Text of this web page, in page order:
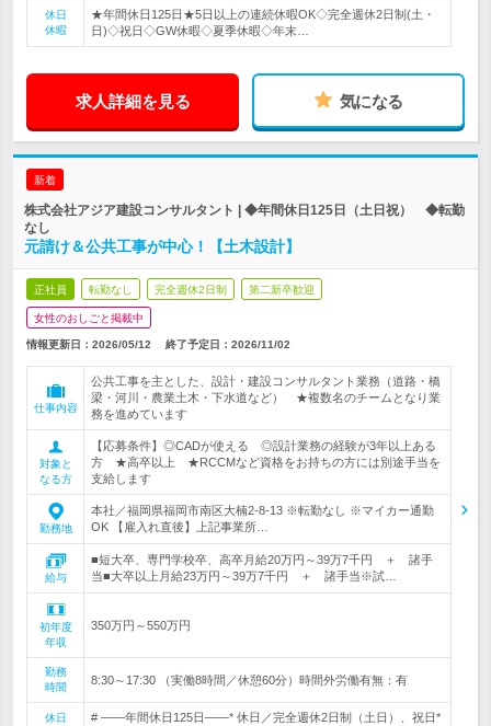
休日
休暇
★年間休日125日★5日以上の連続休暇OK◇完全週休2日制(土・
日)◇祝日◇GW休暇◇夏季休暇◇年末…
求人詳細を見る 気になる
新着
株式会社アジア建設コンサルタント | ◆年間休日125日（土日祝） ◆転勤
なし
元請け＆公共工事が中心！【土木設計】
正社員 転勤なし 完全週休2日制 第二新卒歓迎
女性のおしごと掲載中
情報更新日：2026/05/12 終了予定日： 2026/11/02
仕事内容
公共工事を主とした、設計・建設コンサルタント業務（道路・橋
梁・河川・農業土木・下水道など） ★複数名のチームとなり業
務を進めています
対象と
なる方
【応募条件】◎CADが使える ◎設計業務の経験が3年以上ある
方 ★高卒以上 ★RCCMなど資格をお持ちの方には別途手当を
支給します
勤務地
本社／福岡県福岡市南区大楠2-8-13 ※転勤なし ※マイカー通勤
OK 【雇入れ直後】上記事業所…
給与
■短大卒、専門学校卒、高卒月給20万円～39万7千円 ＋ 諸手
当■大卒以上月給23万円～39万7千円 ＋ 諸手当※試…
初年度
年収
350万円～550万円
勤務
時間
8:30～17:30 （実働8時間／休憩60分）時間外労働有無：有
休日
# ――年間休日125日――* 休日／完全週休2日制（土日）、祝日*